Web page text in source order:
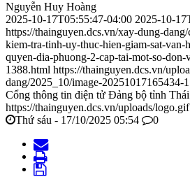
Nguyễn Huy Hoàng
2025-10-17T05:55:47-04:00 2025-10-
https://thainguyen.dcs.vn/xay-dung-
kiem-tra-tinh-uy-thuc-hien-giam-sat-van-
quyen-dia-phuong-2-cap-tai-mot-so-
1388.html https://thainguyen.dcs.vn/
dang/2025_10/image-20251017165434-
Cổng thông tin điện tử Đảng bộ tỉnh
https://thainguyen.dcs.vn/uploads/logo.gif
Thứ sáu - 17/10/2025 05:54
0